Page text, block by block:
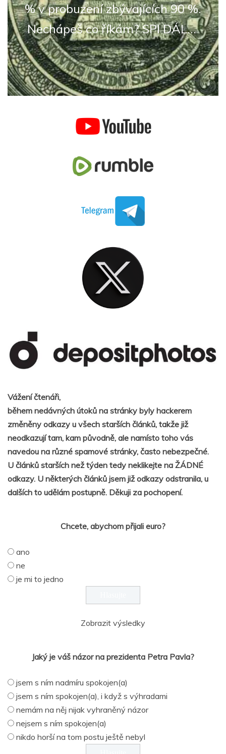
% v probuzení zbývajících 90 %.
Nechápeš co říkám? SPI DÁL...
Vážení čtenáři,
během nedávných útoků na stránky byly hackerem
změněny odkazy u všech starších článků, takže již
neodkazují tam, kam původně, ale namísto toho vás
navedou na různé spamové stránky, často nebezpečné.
U článků starších než týden tedy neklikejte na ŽÁDNÉ
odkazy. U některých článků jsem již odkazy odstranila, u
dalších to udělám postupně. Děkuji za pochopení.
Chcete, abychom přijali euro?
ano
ne
je mi to jedno
Zobrazit výsledky
Jaký je váš názor na prezidenta Petra Pavla?
jsem s ním nadmíru spokojen(a)
jsem s ním spokojen(a), i když s výhradami
nemám na něj nijak vyhraněný názor
nejsem s ním spokojen(a)
nikdo horší na tom postu ještě nebyl